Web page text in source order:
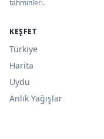
tahminleri.
KEŞFET
Türkiye
Harita
Uydu
Anlık Yağışlar